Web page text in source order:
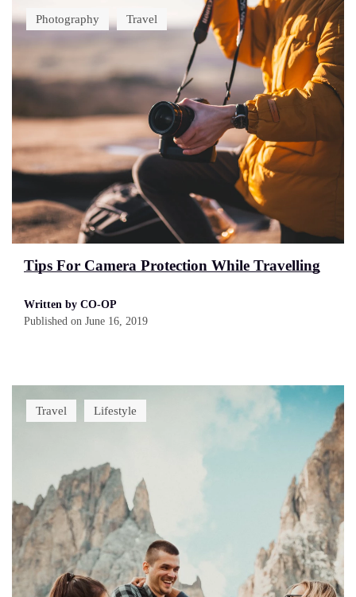
Photography Travel
Tips For Camera Protection While Travelling
Written by CO-OP
Published on June 16, 2019
Travel Lifestyle